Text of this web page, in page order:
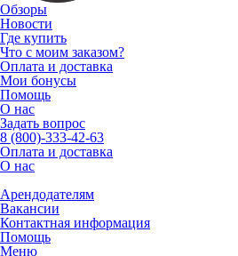
Обзоры
Новости
Где купить
Что с моим заказом?
Оплата и доставка
Мои бонусы
Помощь
О нас
Задать вопрос
8 (800)-333-42-63
Оплата и доставка
О нас
Арендодателям
Вакансии
Контактная информация
Помощь
Меню